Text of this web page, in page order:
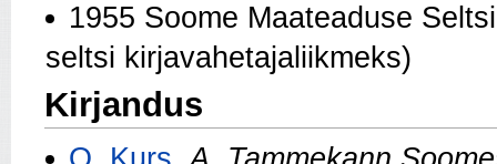
1955 Soome Maateaduse
seltsi kirjavahetajaliikmeks)
Kirjandus